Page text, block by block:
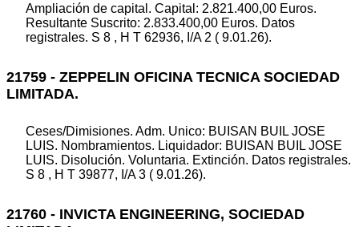
Ampliación de capital. Capital: 2.821.400,00 Euros.
Resultante Suscrito: 2.833.400,00 Euros. Datos
registrales. S 8 , H T 62936, I/A 2 ( 9.01.26).
21759 - ZEPPELIN OFICINA TECNICA SOCIEDAD
LIMITADA.
Ceses/Dimisiones. Adm. Unico: BUISAN BUIL JOSE
LUIS. Nombramientos. Liquidador: BUISAN BUIL JOSE
LUIS. Disolución. Voluntaria. Extinción. Datos registrales.
S 8 , H T 39877, I/A 3 ( 9.01.26).
21760 - INVICTA ENGINEERING, SOCIEDAD